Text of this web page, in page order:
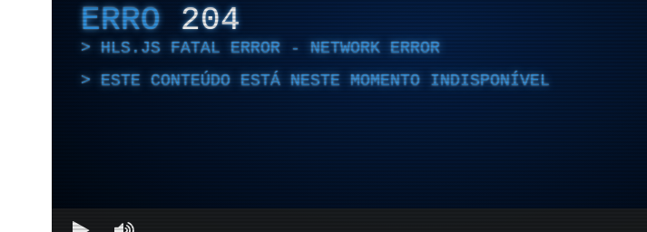
ERRO 204
HLS.JS FATAL ERROR - NETWORK ERROR
ESTE CONTEÚDO ESTÁ NESTE MOMENTO INDISPONÍVEL